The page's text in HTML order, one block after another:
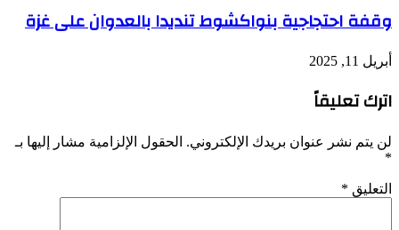
وقفة احتجاجية بنواكشوط تنديدا بالعدوان على غزة
أبريل 11, 2025
اترك تعليقاً
لن يتم نشر عنوان بريدك الإلكتروني. الحقول الإلزامية مشار إليها بـ
*
التعليق *